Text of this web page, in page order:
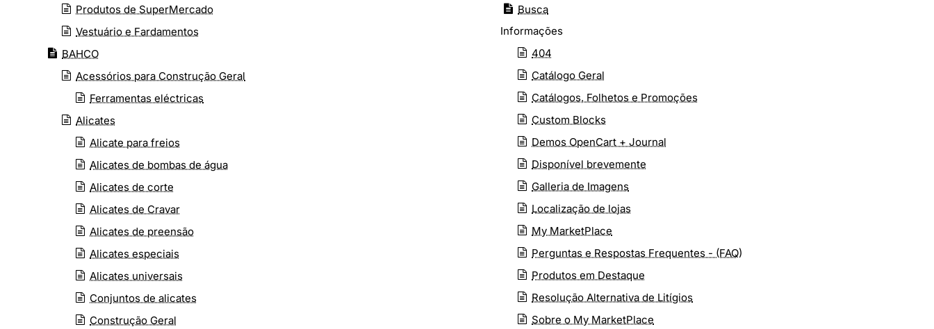
Produtos de SuperMercado
Vestuário e Fardamentos
BAHCO
Acessórios para Construção Geral
Ferramentas eléctricas
Alicates
Alicate para freios
Alicates de bombas de água
Alicates de corte
Alicates de Cravar
Alicates de preensão
Alicates especiais
Alicates universais
Conjuntos de alicates
Construção Geral
Busca
Informações
404
Catálogo Geral
Catálogos, Folhetos e Promoções
Custom Blocks
Demos OpenCart + Journal
Disponível brevemente
Galleria de Imagens
Localização de lojas
My MarketPlace
Perguntas e Respostas Frequentes - (FAQ)
Produtos em Destaque
Resolução Alternativa de Litígios
Sobre o My MarketPlace